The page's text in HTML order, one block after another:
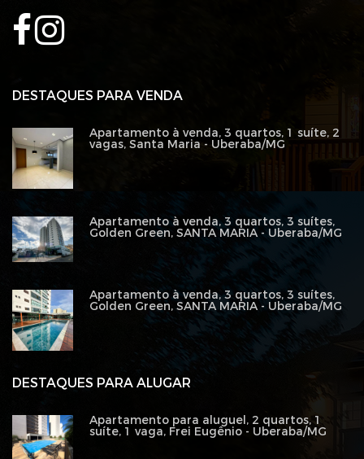
DESTAQUES PARA ALUGAR
Apartamento para aluguel, 2 quartos, 1
suíte, 1 vaga, Frei Eugênio - Uberaba/MG
DESTAQUES PARA VENDA
Apartamento à venda, 3 quartos, 1 suíte, 2
vagas, Santa Maria - Uberaba/MG
Apartamento à venda, 3 quartos, 3 suítes,
Golden Green, SANTA MARIA - Uberaba/MG
Apartamento à venda, 3 quartos, 3 suítes,
Golden Green, SANTA MARIA - Uberaba/MG